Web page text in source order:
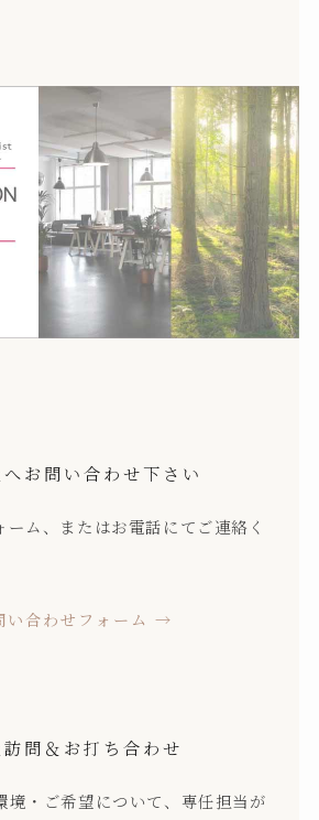
問い合わせ下さい
ーム、またはお電話にてご連絡く
い合わせフォーム →
＆お打ち合わせ
境・ご希望について、専任担当が